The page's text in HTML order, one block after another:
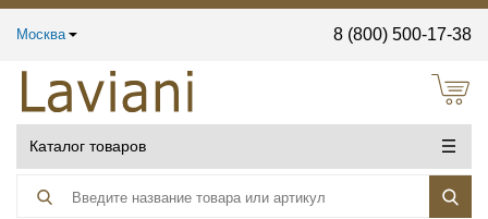
Москва 8 (800) 500-17-38
Каталог товаров